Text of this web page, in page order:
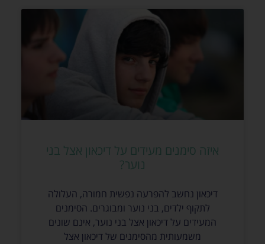
איזה סימנים מעידים על דיכאון אצל בני
נוער?
דיכאון נחשב להפרעה נפשית חמורה, העלולה
לתקוף ילדים, בני נוער ומבוגרים. הסימנים
המעידים על דיכאון אצל בני נוער, אינם שונים
משמעותית מהסימנים של דיכאון אצל